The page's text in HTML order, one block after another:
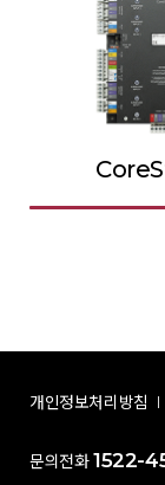
개인정보처리방침
문의전화 1522-